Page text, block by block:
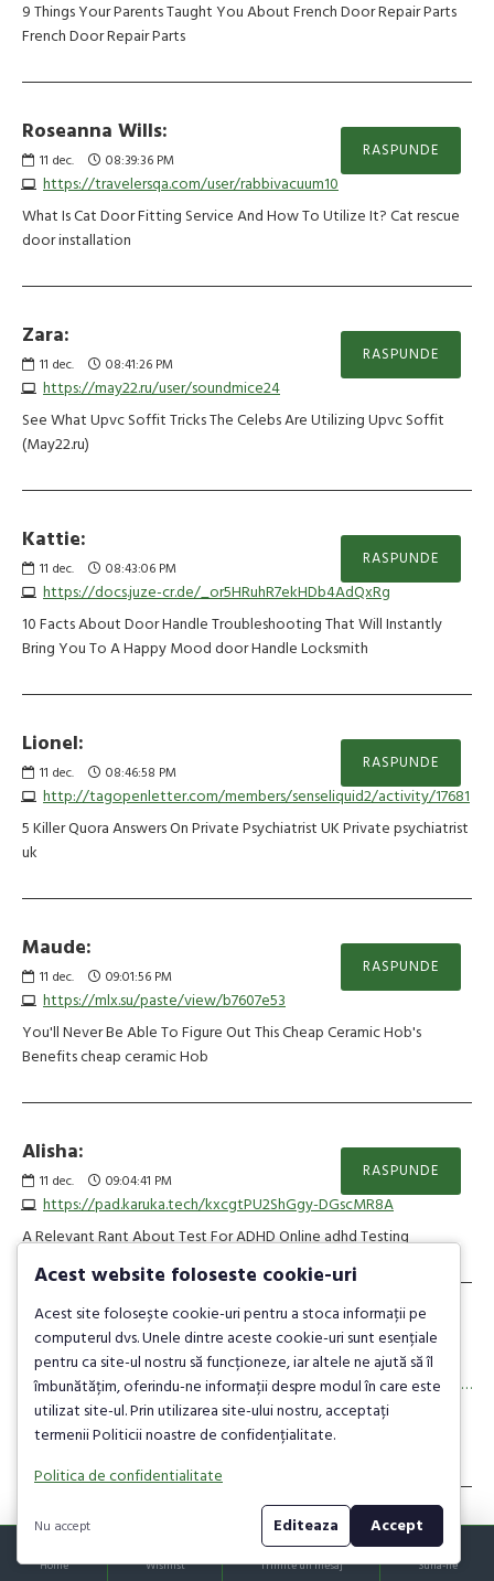
9 Things Your Parents Taught You About French Door Repair Parts
French Door Repair Parts
Roseanna Wills:
11 dec. 08:39:36 PM
https://travelersqa.com/user/rabbivacuum10
RASPUNDE
What Is Cat Door Fitting Service And How To Utilize It? Cat rescue
door installation
Zara:
11 dec. 08:41:26 PM
https://may22.ru/user/soundmice24
RASPUNDE
See What Upvc Soffit Tricks The Celebs Are Utilizing Upvc Soffit
(May22.ru)
Kattie:
11 dec. 08:43:06 PM
https://docs.juze-cr.de/_or5HRuhR7ekHDb4AdQxRg
RASPUNDE
10 Facts About Door Handle Troubleshooting That Will Instantly
Bring You To A Happy Mood door Handle Locksmith
Lionel:
11 dec. 08:46:58 PM
http://tagopenletter.com/members/senseliquid2/activity/17681
RASPUNDE
5 Killer Quora Answers On Private Psychiatrist UK Private psychiatrist
uk
Maude:
11 dec. 09:01:56 PM
https://mlx.su/paste/view/b7607e53
RASPUNDE
You'll Never Be Able To Figure Out This Cheap Ceramic Hob's
Benefits cheap ceramic Hob
Alisha:
11 dec. 09:04:41 PM
https://pad.karuka.tech/kxcgtPU2ShGgy-DGscMR8A
RASPUNDE
A Relevant Rant About Test For ADHD Online adhd Testing
Christina:
11 dec. 09:07:15 PM
https://algowiki.win/wiki/Post:The_3_Greatest_Moments_In_Foldable_3_Wheel_Scooter_History
RASPUNDE
What's The Current Job Market For Mobility Scooter Three Wheel
Professionals? mobility scooter three wheel
Selma:
11 dec. 09:11:01 PM
Home Wishlist Trimite un mesaj Suna-ne
Acest website foloseste cookie-uri
Acest site folosește cookie-uri pentru a stoca informații pe
computerul dvs. Unele dintre aceste cookie-uri sunt esențiale
pentru ca site-ul nostru să funcționeze, iar altele ne ajută să îl
îmbunătățim, oferindu-ne informații despre modul în care este
utilizat site-ul. Prin utilizarea site-ului nostru, acceptați
termenii Politicii noastre de confidențialitate.
Politica de confidentialitate
Nu accept Editeaza Accept